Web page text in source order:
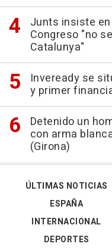
Junts insiste
Congreso "no
Catalunya"
Inveready se
y primer
Detenido un
con arma
(Girona)
ÚLTIMAS NOTICIAS
ESPAÑA
INTERNACIONAL
DEPORTES